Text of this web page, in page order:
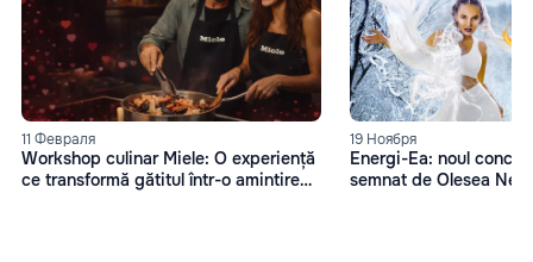
11 Февраля
Workshop culinar Miele: O experiență
ce transformă gătitul într-o amintire
19 Ноября
Energi-Ea: noul
semnat de Olesea